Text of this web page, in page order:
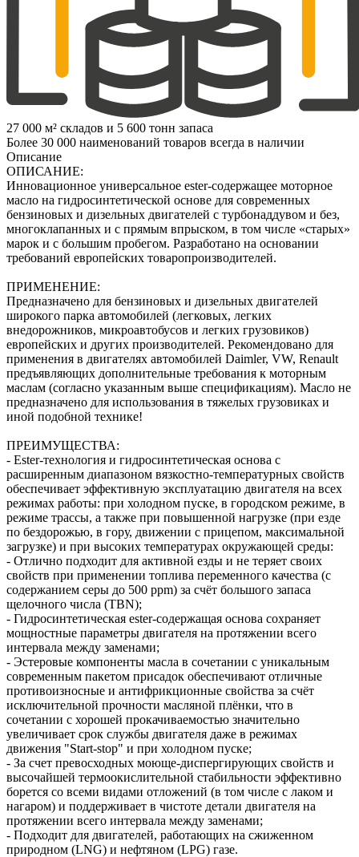
27 000 м² складов и 5 600 тонн запаса
Более 30 000 наименований товаров всегда в наличии
Описание
ОПИСАНИЕ:
Инновационное универсальное ester-содержащее моторное
масло на гидросинтетической основе для современных
бензиновых и дизельных двигателей с турбонаддувом и без,
многоклапанных и с прямым впрыском, в том числе «старых»
марок и с большим пробегом. Разработано на основании
требований европейских товаропроизводителей.
ПРИМЕНЕНИЕ:
Предназначено для бензиновых и дизельных двигателей
широкого парка автомобилей (легковых, легких
внедорожников, микроавтобусов и легких грузовиков)
европейских и других производителей. Рекомендовано для
применения в двигателях автомобилей Daimler, VW, Renault
предъявляющих дополнительные требования к моторным
маслам (согласно указанным выше спецификациям). Масло не
предназначено для использования в тяжелых грузовиках и
иной подобной технике!
ПРЕИМУЩЕСТВА:
- Ester-технология и гидросинтетическая основа с
расширенным диапазоном вязкостно-температурных свойств
обеспечивает эффективную эксплуатацию двигателя на всех
режимах работы: при холодном пуске, в городском режиме, в
режиме трассы, а также при повышенной нагрузке (при езде
по бездорожью, в гору, движении с прицепом, максимальной
загрузке) и при высоких температурах окружающей среды:
- Отлично подходит для активной езды и не теряет своих
свойств при применении топлива переменного качества (с
содержанием серы до 500 ppm) за счёт большого запаса
щелочного числа (TBN);
- Гидросинтетическая ester-содержащая основа сохраняет
мощностные параметры двигателя на протяжении всего
интервала между заменами;
- Эстеровые компоненты масла в сочетании с уникальным
современным пакетом присадок обеспечивают отличные
противоизносные и антифрикционные свойства за счёт
исключительной прочности масляной плёнки, что в
сочетании с хорошей прокачиваемостью значительно
увеличивает срок службы двигателя даже в режимах
движения "Start-stop" и при холодном пуске;
- За счет превосходных моюще-диспергирующих свойств и
высочайшей термоокислительной стабильности эффективно
борется со всеми видами отложений (в том числе с лаком и
нагаром) и поддерживает в чистоте детали двигателя на
протяжении всего интервала между заменами;
- Подходит для двигателей, работающих на сжиженном
природном (LNG) и нефтяном (LPG) газе.